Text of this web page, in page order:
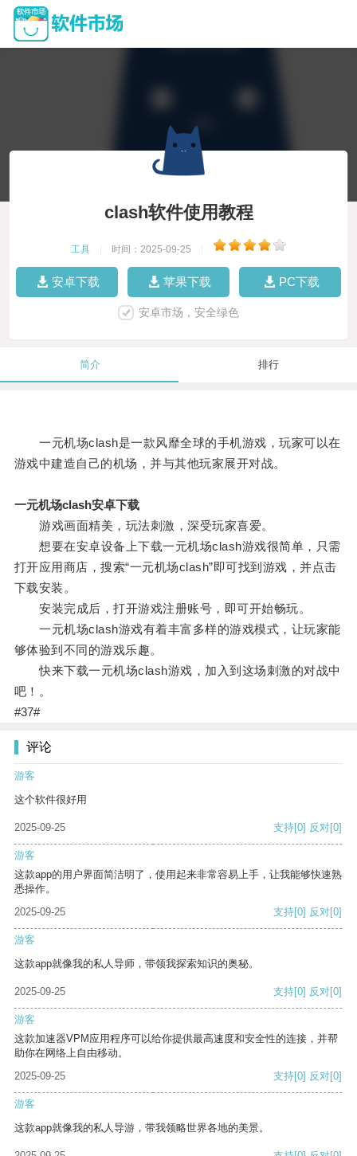
clash软件使用教程
工具 时间：2025-09-25
安卓下载 苹果下载 PC下载
安卓市场，安全绿色
简介 排行
一元机场clash是一款风靡全球的手机游戏，玩家可以在
游戏中建造自己的机场，并与其他玩家展开对战。
一元机场clash安卓下载
游戏画面精美，玩法刺激，深受玩家喜爱。
想要在安卓设备上下载一元机场clash游戏很简单，只需
打开应用商店，搜索“一元机场clash”即可找到游戏，并点击
下载安装。
安装完成后，打开游戏注册账号，即可开始畅玩。
一元机场clash游戏有着丰富多样的游戏模式，让玩家能
够体验到不同的游戏乐趣。
快来下载一元机场clash游戏，加入到这场刺激的对战中
吧！。
#37#
评论
游客
这个软件很好用
2025-09-25 支持[0] 反对[0]
游客
这款app的用户界面简洁明了，使用起来非常容易上手，让我能够快速熟
悉操作。
2025-09-25
支持[0] 反对[0]
游客
这款app就像我的私人导师，带领我探索知识的奥秘。
2025-09-25 支持[0] 反对[0]
游客
这款加速器VPM应用程序可以给你提供最高速度和安全性的连接，并帮
助你在网络上自由移动。
2025-09-25
支持[0] 反对[0]
游客
这款app就像我的私人导游，带我领略世界各地的美景。